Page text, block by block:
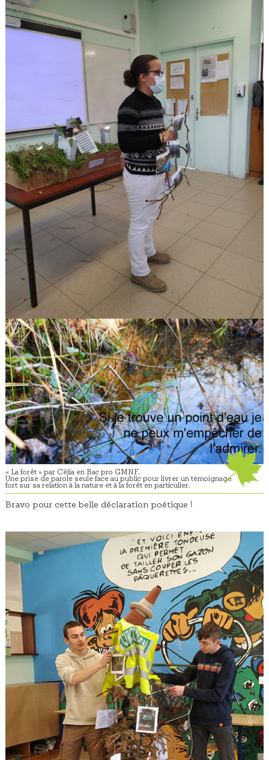
« La forêt » par Célia en Bac pro GMNF.
Une prise de parole seule face au public pour livrer un témoignage
fort sur sa relation à la nature et à la forêt en particulier.
Bravo pour cette belle déclaration poétique !